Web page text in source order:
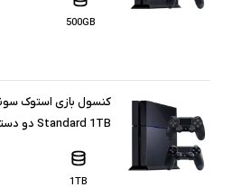
500GB
Standard 1TB دو دسته
1TB